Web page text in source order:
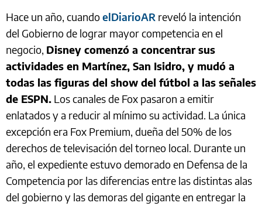
Hace un año, cuandoelDiarioAR reveló la intención
del Gobierno de lograr mayor competencia en el
negocio, Disney comenzó a concentrar sus
actividades en Martínez, San Isidro, y mudó a
todas las figuras del show del fútbol a las señales
de ESPN. Los canales de Fox pasaron a emitir
enlatados y a reducir al mínimo su actividad. La única
excepción era Fox Premium, dueña del 50% de los
derechos de televisación del torneo local. Durante un
año, el expediente estuvo demorado en Defensa de la
Competencia por las diferencias entre las distintas alas
del gobierno y las demoras del gigante en entregar la